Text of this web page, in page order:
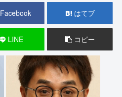
Facebook はてブ
LINE コピー